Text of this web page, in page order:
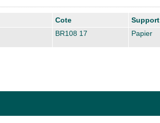
Cote Support
BR108 17 Papier